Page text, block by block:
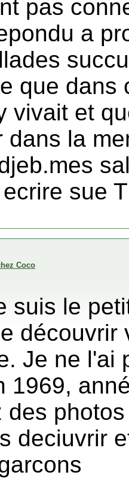
pas
a
que dans
vivait et
dans la
sue
Coco
suis le
découvrir
Je ne l'ai
1969,
des
deciuvrir